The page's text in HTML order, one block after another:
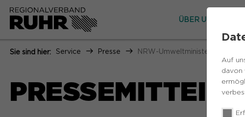
Auf
davon
ÜBER UNS
Sie sind hier: Service Presse NRW-Umweltministerium